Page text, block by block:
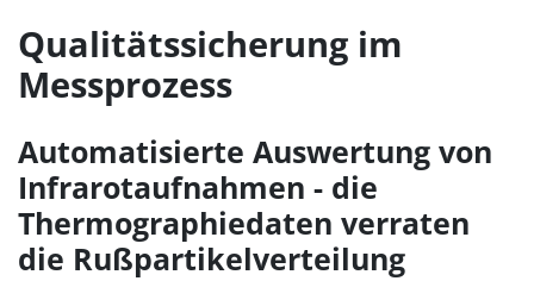
Qualitätssicherung im
Messprozess
Automatisierte Auswertung von
Infrarotaufnahmen - die
Thermographiedaten verraten
die Rußpartikelverteilung